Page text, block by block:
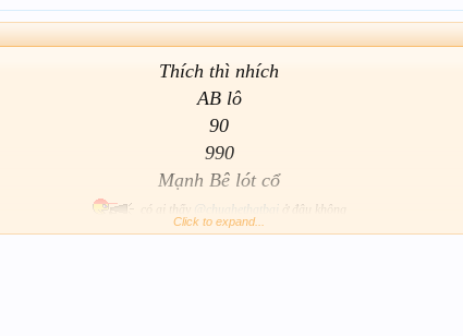
Thích thì nhích
AB lô
90
990
Mạnh Bê lót cổ
có ai thấy @chuahethatbai ở đâu không
Gọi về gấp
Click to expand...